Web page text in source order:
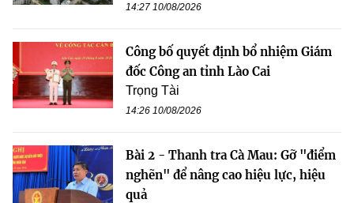
14:27 10/08/2026
Công bố quyết định bổ nhiệm Giám
đốc Công an tỉnh Lào Cai
Trọng Tài
14:26 10/08/2026
Bài 2 - Thanh tra Cà Mau: Gỡ "điểm
nghẽn" để nâng cao hiệu lực, hiệu
quả